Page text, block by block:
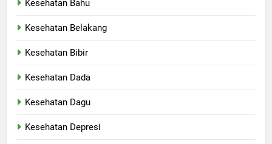
Kesehatan Bahu
Kesehatan Belakang
Kesehatan Bibir
Kesehatan Dada
Kesehatan Dagu
Kesehatan Depresi